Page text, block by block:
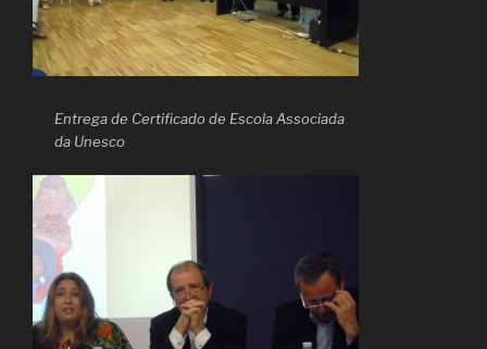
Entrega de Certificado de Escola Associada
da Unesco